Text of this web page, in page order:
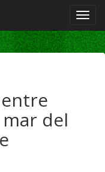
del